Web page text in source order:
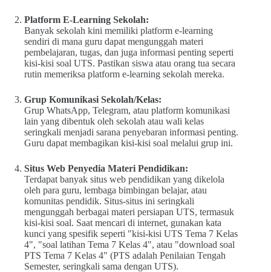
Platform E-Learning Sekolah:
Banyak sekolah kini memiliki platform e-learning
sendiri di mana guru dapat mengunggah materi
pembelajaran, tugas, dan juga informasi penting seperti
kisi-kisi soal UTS. Pastikan siswa atau orang tua secara
rutin memeriksa platform e-learning sekolah mereka.
Grup Komunikasi Sekolah/Kelas:
Grup WhatsApp, Telegram, atau platform komunikasi
lain yang dibentuk oleh sekolah atau wali kelas
seringkali menjadi sarana penyebaran informasi penting.
Guru dapat membagikan kisi-kisi soal melalui grup ini.
Situs Web Penyedia Materi Pendidikan:
Terdapat banyak situs web pendidikan yang dikelola
oleh para guru, lembaga bimbingan belajar, atau
komunitas pendidik. Situs-situs ini seringkali
mengunggah berbagai materi persiapan UTS, termasuk
kisi-kisi soal. Saat mencari di internet, gunakan kata
kunci yang spesifik seperti "kisi-kisi UTS Tema 7 Kelas
4", "soal latihan Tema 7 Kelas 4", atau "download soal
PTS Tema 7 Kelas 4" (PTS adalah Penilaian Tengah
Semester, seringkali sama dengan UTS).